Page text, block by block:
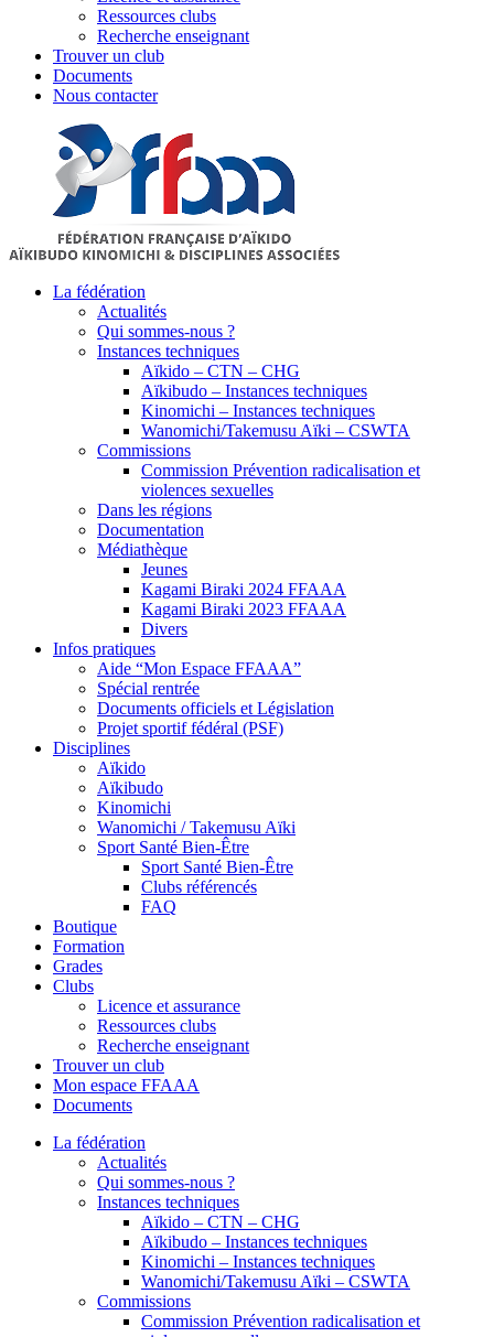
Ressources clubs
Recherche enseignant
Trouver un club
Documents
Nous contacter
La fédération
Actualités
Qui sommes-nous ?
Instances techniques
Aïkido – CTN – CHG
Aïkibudo – Instances techniques
Kinomichi – Instances techniques
Wanomichi/Takemusu Aïki – CSWTA
Commissions
Commission Prévention radicalisation et
violences sexuelles
Dans les régions
Documentation
Médiathèque
Jeunes
Kagami Biraki 2024 FFAAA
Kagami Biraki 2023 FFAAA
Divers
Infos pratiques
Aide “Mon Espace FFAAA”
Spécial rentrée
Documents officiels et Législation
Projet sportif fédéral (PSF)
Disciplines
Aïkido
Aïkibudo
Kinomichi
Wanomichi / Takemusu Aïki
Sport Santé Bien-Être
Sport Santé Bien-Être
Clubs référencés
FAQ
Boutique
Formation
Grades
Clubs
Licence et assurance
Ressources clubs
Recherche enseignant
Trouver un club
Mon espace FFAAA
Documents
La fédération
Actualités
Qui sommes-nous ?
Instances techniques
Aïkido – CTN – CHG
Aïkibudo – Instances techniques
Kinomichi – Instances techniques
Wanomichi/Takemusu Aïki – CSWTA
Commissions
Commission Prévention radicalisation et